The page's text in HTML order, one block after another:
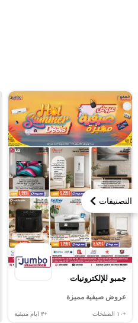
التصنيفات
جمبو للإلكترونيات
عروض صيفية مميزة
+١٠ الصفحات +٣ ايام متبقية